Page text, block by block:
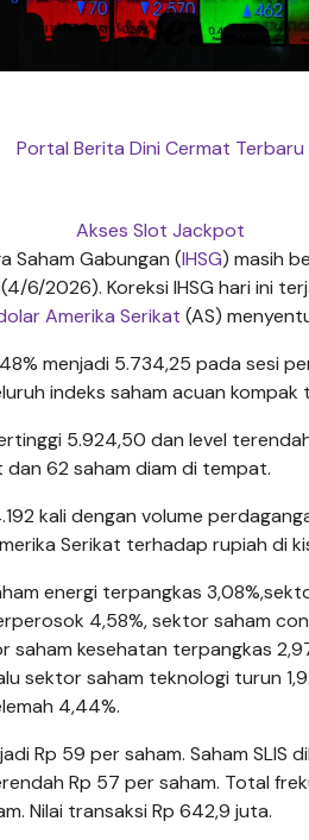
Portal Berita Dini Cermat Terbaru
Akses Slot Jackpot
Saham Gabungan (IHSG) masih
6/2026). Koreksi IHSG hari ini
Amerika Serikat (AS)
menjadi 5.734,25 pada sesi
indeks saham acuan kompak
5.924,50 dan level
dan 62 saham diam di tempat.
kali dengan volume
Serikat terhadap rupiah di
energi terpangkas
4,58%, sektor saham
saham kesehatan terpangkas
sektor saham teknologi turun
4,44%.
Rp 59 per saham. Saham SLIS
Rp 57 per saham. Total
Nilai transaksi Rp 642,9 juta.